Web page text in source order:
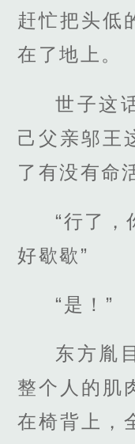
赶忙把头低
在了地上。
世子这
己父亲邬王
了有没有命
“行了，
好歇歇”
“是！”
东方胤
整个人的肌
在椅背上，